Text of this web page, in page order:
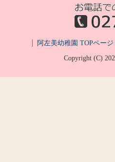
阿左美幼稚園 TOPページ
Copyright (C)